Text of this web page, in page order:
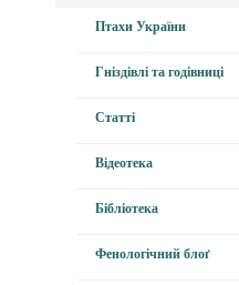
Птахи України
Гніздівлі та годівниці
Статті
Відеотека
Бібліотека
Фенологічний блоґ